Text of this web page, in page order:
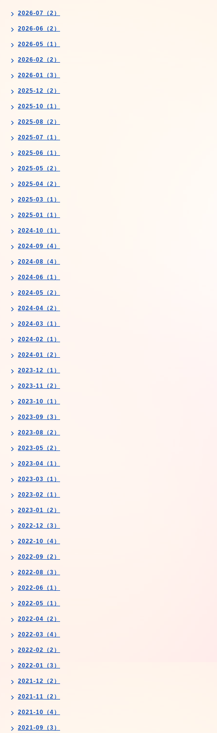
2026-07（2）
2026-06（2）
2026-05（1）
2026-02（2）
2026-01（3）
2025-12（2）
2025-10（1）
2025-08（2）
2025-07（1）
2025-06（1）
2025-05（2）
2025-04（2）
2025-03（1）
2025-01（1）
2024-10（1）
2024-09（4）
2024-08（4）
2024-06（1）
2024-05（2）
2024-04（2）
2024-03（1）
2024-02（1）
2024-01（2）
2023-12（1）
2023-11（2）
2023-10（1）
2023-09（3）
2023-08（2）
2023-05（2）
2023-04（1）
2023-03（1）
2023-02（1）
2023-01（2）
2022-12（3）
2022-10（4）
2022-09（2）
2022-08（3）
2022-06（1）
2022-05（1）
2022-04（2）
2022-03（4）
2022-02（2）
2022-01（3）
2021-12（2）
2021-11（2）
2021-10（4）
2021-09（3）